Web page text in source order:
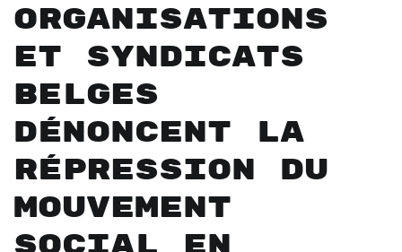
Organisations
et syndicats
belges
dénoncent la
répression du
mouvement